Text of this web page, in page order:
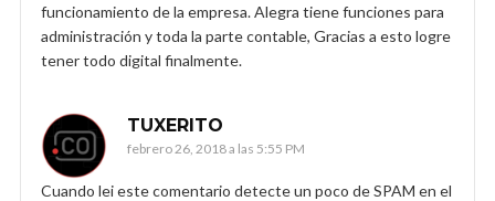
funcionamiento de la empresa. Alegra tiene funciones para
administración y toda la parte contable, Gracias a esto logre
tener todo digital finalmente.
TUXERITO
febrero 26, 2018 a las 5:55 PM
Cuando lei este comentario detecte un poco de SPAM en el